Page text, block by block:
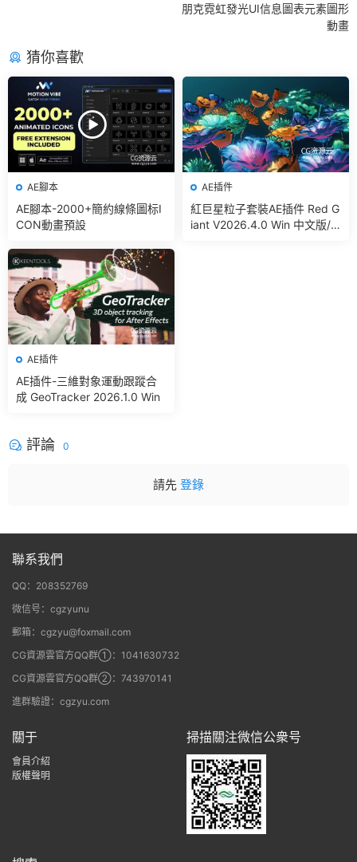
朋克霓虹發光UI信息圖表元素圖形
動畫
猜你喜歡
AE腳本
AE腳本-2000+簡約線條圖标I
CON動畫預設
AE插件
紅巨星粒子套裝AE插件 Red G
iant V2026.4.0 Win 中文版/
AE插件
AE插件-三維對象運動跟蹤合
成 GeoTracker 2026.1.0 Win
評論 0
請先 登錄
聯系我們
QQ：208352769
微信号：cgzyunu
郵箱：cgzyu@foxmail.com
CG資源雲官方QQ群①：1041630732
CG資源雲官方QQ群②：743970141
進群驗證：cgzyu.com
關于
會員介紹
版權聲明
掃描關注微信公衆号